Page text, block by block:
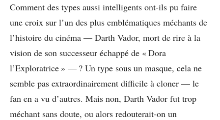
Comment des types aussi intelligents ont-ils pu faire
une croix sur l’un des plus emblématiques méchants de
l’histoire du cinéma — Darth Vador, mort de rire à la
vision de son successeur échappé de « Dora
l’Exploratrice » — ? Un type sous un masque, cela ne
semble pas extraordinairement difficile à cloner — le
fan en a vu d’autres. Mais non, Darth Vador fut trop
méchant sans doute, ou alors redouterait-on un